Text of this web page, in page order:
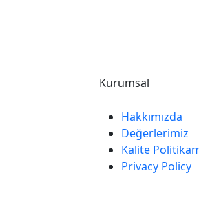
Kurumsal
Hakkımızda
Değerlerimiz
Kalite
Privacy Policy